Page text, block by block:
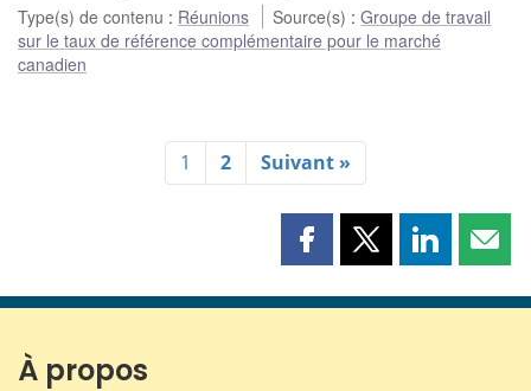
Type(s) de contenu : Réunions Source(s) :Groupe de travail
sur le taux de référence complémentaire pour le marché
canadien
1 2 Suivant »
Partager
page
Partager
page
Partager
page page
À propos